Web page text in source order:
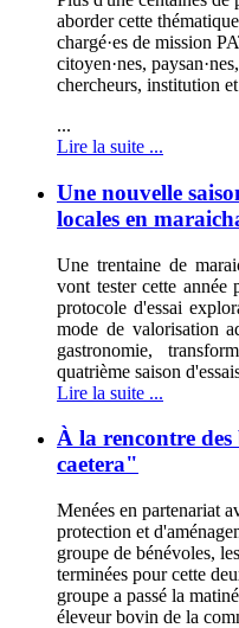
aborder cette
chargé·es de mission
citoyen·nes,
chercheurs, institution
...
Lire la suite ...
Une nouvelle
locales en
Une trentaine de
vont tester cette année
protocole d'essai
mode de valorisation
gastronomie,
quatrième saison
Lire la suite ...
À la rencontre
caetera"
Menées en partenariat
protection et
groupe de bénévoles,
terminées pour cette
groupe a passé la
éleveur bovin de la